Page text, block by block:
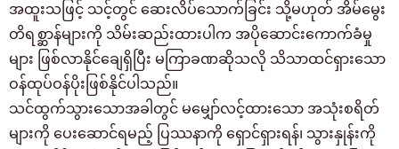
အထူးသဖြင့် သင့်တွင် ဆေးလိပ်သောက်ခြင်း သို့မဟုတ် အိမ်မွေး
တိရစ္ဆာန်များကို သိမ်းဆည်းထားပါက အပိုဆောင်းကောက်ခံမှု
များ ဖြစ်လာနိုင်ချေရှိပြီး မကြာခဏဆိုသလို သိသာထင်ရှားသော
ဝန်ထုပ်ဝန်ပိုးဖြစ်နိုင်ပါသည်။
သင်ထွက်သွားသောအခါတွင် မမျှော်လင့်ထားသော အသုံးစရိတ်
များကို ပေးဆောင်ရမည့် ပြဿနာကို ရှောင်ရှားရန်၊ သွားနှုန်းကို